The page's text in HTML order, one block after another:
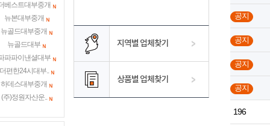
지역별 업체찾기
상품별 업체찾기
공지
공지
공지
공지
196
베스트대부중개
뉴본대부중개
뉴골드대부중개
뉴골드대부
파파이낸셜대부
편한24시대부..
하데스대부중개
(주)정원자산운..